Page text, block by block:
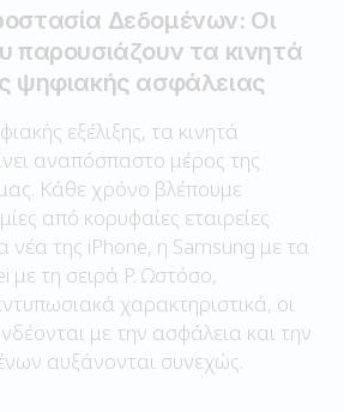
Δεδομένων: Οι
παρουσιάζουν τα κινητά
ψηφιακής ασφάλειας
εξέλιξης, τα κινητά
αναπόσπαστο μέρος της
Κάθε χρόνο βλέπουμε
από κορυφαίες εταιρείες
νέα της iPhone, η Samsung με τα
με τη σειρά P. Ωστόσο,
χαρακτηριστικά, οι
με την ασφάλεια και την
αυξάνονται συνεχώς.